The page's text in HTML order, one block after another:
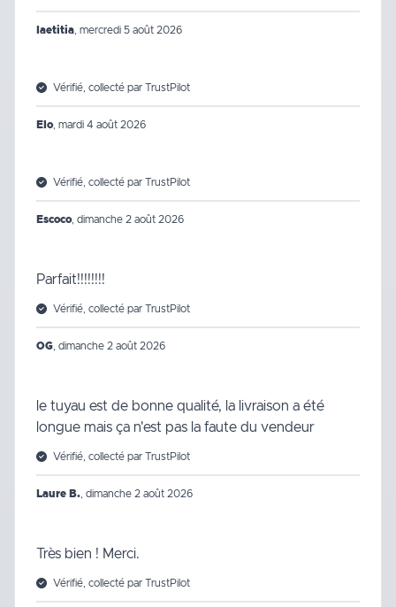
laetitia, mercredi 5 août 2026
Vérifié, collecté par TrustPilot
Elo, mardi 4 août 2026
Vérifié, collecté par TrustPilot
Escoco, dimanche 2 août 2026
Parfait!!!!!!!!
Vérifié, collecté par TrustPilot
OG dimanche 2 août 2026
le tuyau est de bonne qualité, la livraison a été
longue mais ça n'est pas la faute du vendeur
Vérifié, collecté par TrustPilot
Laure B. dimanche 2 août 2026
Très bien ! Merci.
Vérifié, collecté par TrustPilot